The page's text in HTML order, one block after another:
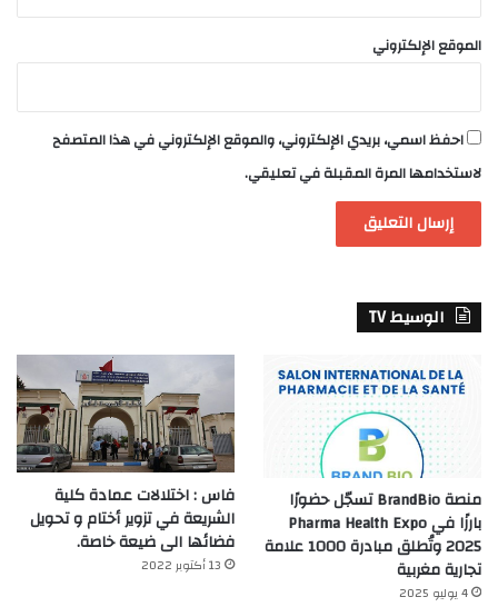
الموقع الإلكتروني
احفظ اسمي، بريدي الإلكتروني، والموقع الإلكتروني في هذا المتصفح
لاستخدامها المرة المقبلة في تعليقي.
الوسيط TV
منصة BrandBio تسجّل حضورًا
بارزًا في Pharma Health Expo
2025 وتُطلق مبادرة 1000 علامة
تجارية مغربية
4 يوليو 2025
فاس : اختلالات عمادة كلية
الشريعة في تزوير أختام و تحويل
فضائها الى ضيعة خاصة.
13 أكتوبر 2022